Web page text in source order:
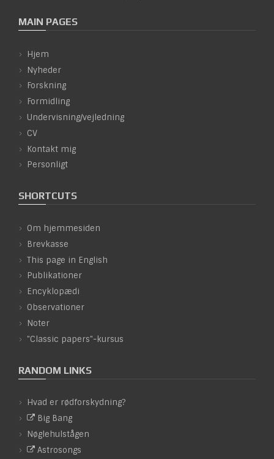
MAIN PAGES
Hjem
Nyheder
Forskning
Formidling
Undervisning/vejledning
CV
Kontakt mig
Personligt
SHORTCUTS
Om hjemmesiden
Brevkasse
This page in English
Publikationer
Encyklopædi
Observationer
Noter
"Classic papers"-kursus
RANDOM LINKS
Hvad er rødforskydning?
Big Bang
Nøglehulstågen
Astrosongs